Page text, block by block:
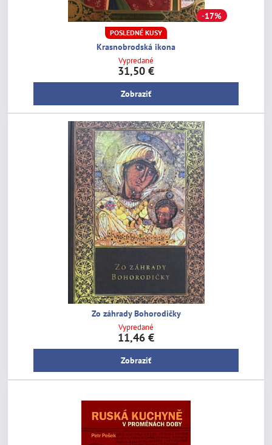
17%
POSLEDNÉ KUSY
Krasnobrodská ikona
Vypredané
31,50 €
Zobraziť
Zo záhrady Bohorodičky
Vypredané
11,46 €
Zobraziť